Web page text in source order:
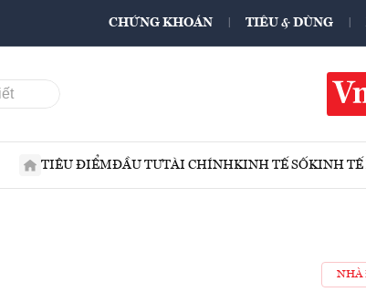
CHỨNG KHOÁN TIÊU & DÙNG
TIÊU ĐIỂMĐẦU TƯTÀI CHÍNHKINH TẾ SỐKINH TẾ
NHÀ